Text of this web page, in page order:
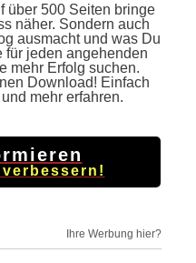
über 500 Seiten bringe
näher. Sondern auch
ausmacht und was Du
für jeden angehenden
mehr Erfolg suchen.
Download! Einfach
mehr erfahren.
Ihre Werbung hier?